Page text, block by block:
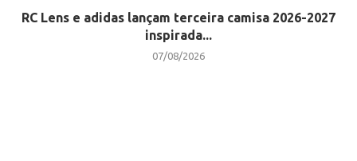
RC Lens e adidas lançam terceira camisa 2026-2027
inspirada...
07/08/2026